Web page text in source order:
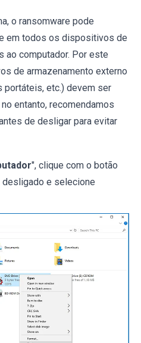
o ransomware pode
em todos os dispositivos de
ao computador. Por este
de armazenamento externo
etc.) devem ser
entanto, recomendamos
de desligar para evitar
", clique com o botão
e selecione